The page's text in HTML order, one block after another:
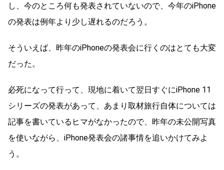
し、今のところ何も発表されていないので、今年のiPhone
の発表は例年より少し遅れるのだろう。
そういえば、昨年のiPhoneの発表会に行くのはとても大変
だった。
必死になって行って、現地に着いて翌日すぐにiPhone 11
シリーズの発表があって、あまり取材旅行自体については
記事を書いているヒマがなかったので、昨年の未公開写真
を使いながら、iPhone発表会の諸事情を追いかけてみよ
う。